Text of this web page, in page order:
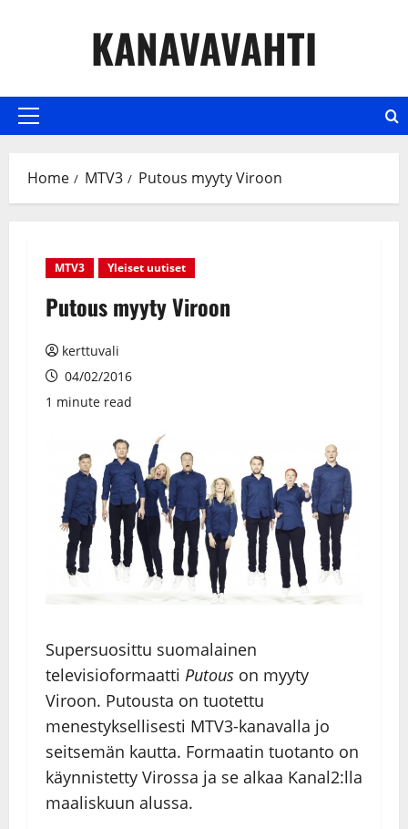
KANAVAVAHTI
Primary
Home MTV3 Putous myyty Viroon
MTV3 Yleiset uutiset
Putous myyty Viroon
kerttuvali
04/02/2016
1 minute read
Supersuosittu suomalainen
televisioformaatti Putous on myyty
Viroon. Putousta on tuotettu
menestyksellisesti MTV3-kanavalla jo
seitsemän kautta. Formaatin tuotanto on
käynnistetty Virossa ja se alkaa Kanal2:lla
maaliskuun alussa.